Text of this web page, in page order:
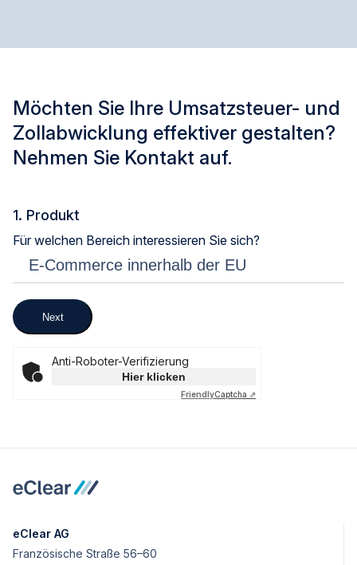
Möchten Sie Ihre Umsatzsteuer- und
Zollabwicklung effektiver gestalten?
Nehmen Sie Kontakt auf.
1. Produkt
Für welchen Bereich interessieren Sie sich?
Next
Anti-Roboter-Verifizierung
Hier klicken
FriendlyCaptcha ⇗
eClear AG
Französische Straße 56–60